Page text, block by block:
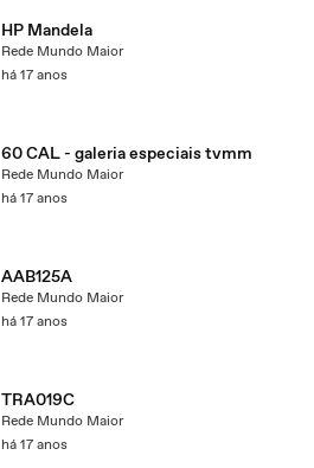
HP Mandela
Rede Mundo Maior
há 17 anos
60 CAL - galeria especiais tvmm
Rede Mundo Maior
há 17 anos
AAB125A
Rede Mundo Maior
há 17 anos
TRA019C
Rede Mundo Maior
há 17 anos